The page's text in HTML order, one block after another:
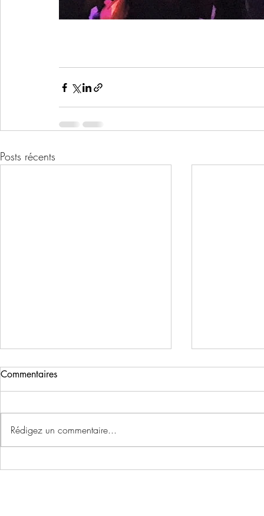
Posts récents
Plus que quelques jours pour
Commentaires
Rédigez un commentaire...